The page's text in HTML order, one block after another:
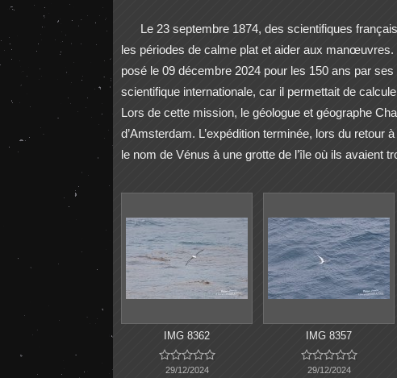
Le 23 septembre 1874, des scientifiques
les périodes de calme plat et aider aux
posé le 09 décembre 2024 pour les 150 ans par
scientifique internationale, car il permettait de
Lors de cette mission, le géologue et géographe
d’Amsterdam. L’expédition terminée, lors du retour
le nom de Vénus à une grotte de l’île où ils avaient
IMG 8362

29/12/2024
IMG 8357

29/12/2024